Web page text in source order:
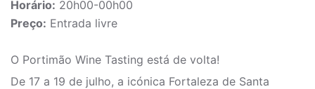
Horário: 20h00-00h00
Preço: Entrada livre
O Portimão Wine Tasting está de volta!
De 17 a 19 de julho, a icónica Fortaleza de Santa